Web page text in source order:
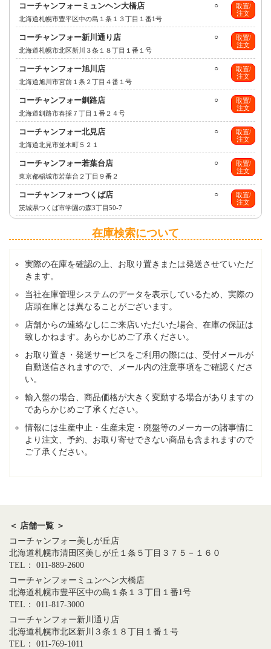
取置/
注文
○
コーチャンフォーミュンヘン大橋店
北海道札幌市豊平区中の島１条１３丁目１番1号
取置/
注文
○
コーチャンフォー新川通り店
北海道札幌市北区新川３条１８丁目１番１号
取置/
注文
○
コーチャンフォー旭川店
北海道旭川市宮前１条２丁目４番１号
取置/
注文
○
コーチャンフォー釧路店
北海道釧路市春採７丁目１番２４号
取置/
注文
○
コーチャンフォー北見店
北海道北見市並木町５２１
取置/
注文
○
コーチャンフォー若葉台店
東京都稲城市若葉台２丁目９番２
取置/
注文
○
コーチャンフォーつくば店
茨城県つくば市学園の森3丁目50-7
在庫検索について
実際の在庫を確認の上、お取り置きまたは発送させていただ
きます。
当社在庫管理システムのデータを表示しているため、実際の
店頭在庫とは異なることがございます。
店舗からの連絡なしにご来店いただいた場合、在庫の保証は
致しかねます。あらかじめご了承ください。
お取り置き・発送サービスをご利用の際には、受付メールが
自動送信されますので、メール内の注意事項をご確認くださ
い。
輸入盤の場合、商品価格が大きく変動する場合がありますの
であらかじめご了承ください。
情報には生産中止・生産未定・廃盤等のメーカーの諸事情に
より注文、予約、お取り寄せできない商品も含まれますので
ご了承ください。
＜ 店舗一覧 ＞
コーチャンフォー美しが丘店
北海道札幌市清田区美しが丘１条５丁目３７５－１６０
TEL： 011-889-2600
コーチャンフォーミュンヘン大橋店
北海道札幌市豊平区中の島１条１３丁目１番1号
TEL： 011-817-3000
コーチャンフォー新川通り店
北海道札幌市北区新川３条１８丁目１番１号
TEL： 011-769-1011